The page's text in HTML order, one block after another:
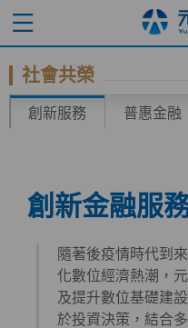
社會共榮
創新服務 普惠金融
創新金融服
隨著後疫情時代到
化數位經濟熱潮，
及提升數位基礎建
於投資決策，結合